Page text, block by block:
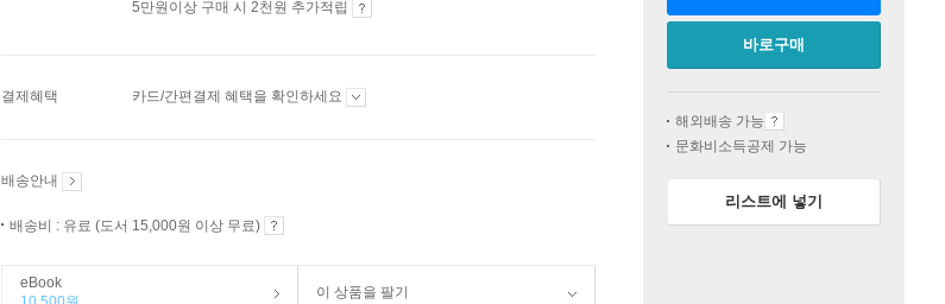
5만원이상 구매 시 2천원 추가적립
결제혜택 카드/간편결제 혜택을 확인하세요
배송안내
배송비 : 유료 (도서 15,000원 이상 무료)
eBook
이 상품을 팔기
바로구매
해외배송 가능
문화비소득공제 가능
리스트에 넣기